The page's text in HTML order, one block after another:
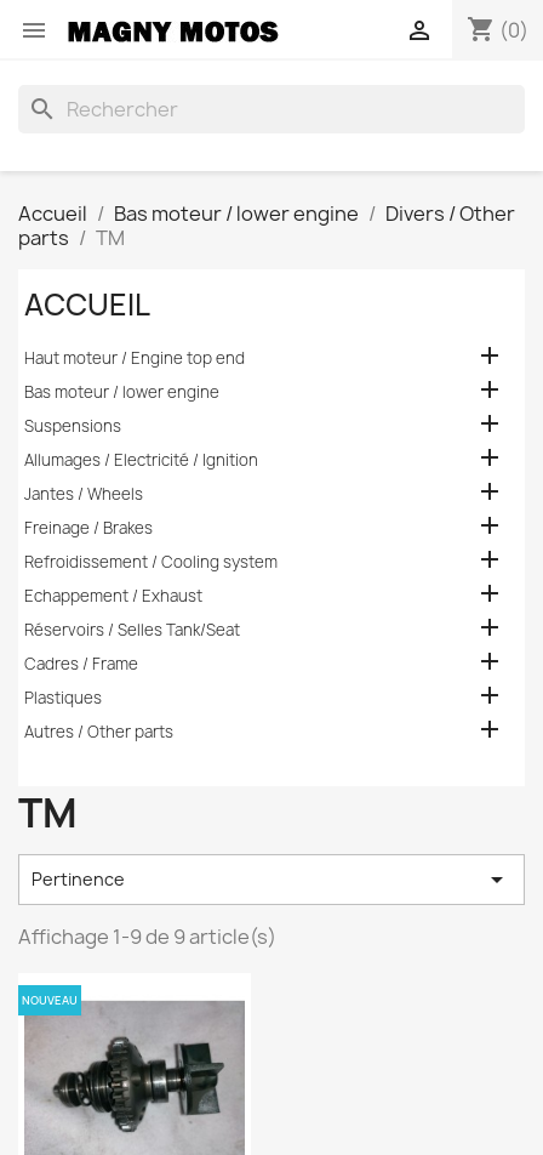
 shopping_cart (0)

search
Accueil Bas moteur / lower engine
Divers / Other
parts
TM
ACCUEIL
Haut moteur / Engine top end 
Bas moteur / lower engine 
Suspensions 
Allumages / Electricité / Ignition 
Jantes / Wheels 
Freinage / Brakes 
Refroidissement / Cooling system 
Echappement / Exhaust 
Réservoirs / Selles Tank/Seat 
Cadres / Frame 
Plastiques 
Autres / Other parts 
TM
Pertinence 
Affichage 1-9 de 9 article(s)
NOUVEAU